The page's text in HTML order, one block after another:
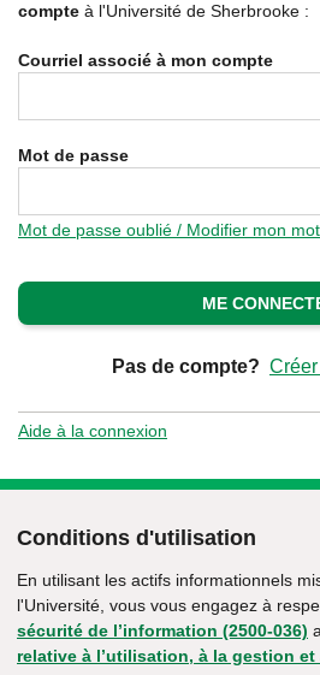
compte à l'Université de Sherbrooke :
Courriel associé à mon compte
Mot de passe
Mot de passe oublié / Modifier mon
ME
Pas de compte?
Aide à la connexion
Conditions d'utilisation
En utilisant les actifs informationnels
l'Université, vous vous engagez à
sécurité de l’information (2500-036)
relative à l’utilisation, à la gestion